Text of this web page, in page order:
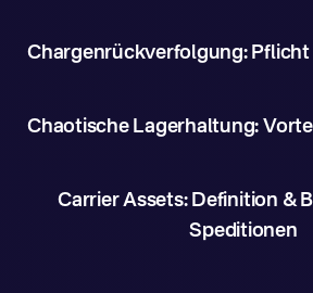
Chargenrückverfolgung: Pflicht
Chaotische Lagerhaltung:
Carrier Assets: Definition &
Speditionen